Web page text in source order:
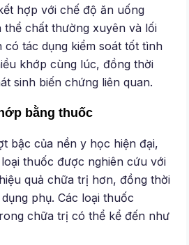
hợp với chế độ ăn uống
chất thường xuyên và lối
có tác dụng kiểm soát tốt tình
khớp cùng lúc, đồng thời
sinh biến chứng liên quan.
bằng thuốc
bậc của nền y học hiện đại,
thuốc được nghiên cứu với
quả chữa trị hơn, đồng thời
phụ. Các loại thuốc
chữa trị có thể kể đến như